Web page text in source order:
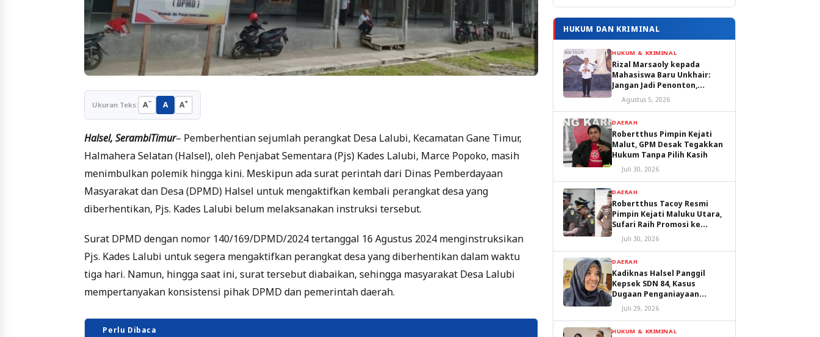
Ukuran Teks: A− A A+
Halsel, SerambiTimur– Pemberhentian sejumlah perangkat Desa Lalubi, Kecamatan Gane Timur,
Halmahera Selatan (Halsel), oleh Penjabat Sementara (Pjs) Kades Lalubi, Marce Popoko, masih
menimbulkan polemik hingga kini. Meskipun ada surat perintah dari Dinas Pemberdayaan
Masyarakat dan Desa (DPMD) Halsel untuk mengaktifkan kembali perangkat desa yang
diberhentikan, Pjs. Kades Lalubi belum melaksanakan instruksi tersebut.
Surat DPMD dengan nomor 140/169/DPMD/2024 tertanggal 16 Agustus 2024 menginstruksikan
Pjs. Kades Lalubi untuk segera mengaktifkan perangkat desa yang diberhentikan dalam waktu
tiga hari. Namun, hingga saat ini, surat tersebut diabaikan, sehingga masyarakat Desa Lalubi
mempertanyakan konsistensi pihak DPMD dan pemerintah daerah.
Perlu Dibaca
HUKUM DAN KRIMINAL
HUKUM & KRIMINAL
Rizal Marsaoly kepada
Mahasiswa Baru Unkhair:
Jangan Jadi Penonton,
Jadilah Penggerak Masa
Depan Ternate dan Maluku
Agustus 5, 2026
DAERAH
Robertthus Pimpin Kejati
Malut, GPM Desak Tegakkan
Hukum Tanpa Pilih Kasih
Juli 30, 2026
DAERAH
Robertthus Tacoy Resmi
Pimpin Kejati Maluku Utara,
Sufari Raih Promosi ke
Kejaksaan Agung
Juli 30, 2026
DAERAH
Kadiknas Halsel Panggil
Kepsek SDN 84, Kasus
Dugaan Penganiayaan
Diproses
Juli 29, 2026
HUKUM & KRIMINAL